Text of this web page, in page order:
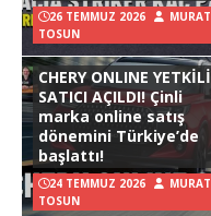
26 TEMMUZ 2026
MURAT
TOSUN
CHERY ONLINE YETKİLİ
SATICI AÇILDI! Çinli
marka online satış
dönemini Türkiye’de
başlattı!
24 TEMMUZ 2026
MURAT
TOSUN